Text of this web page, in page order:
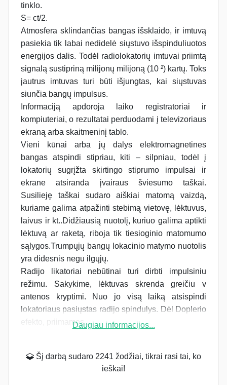
tinklo.
S= ct/2.
Atmosfera sklindančias bangas išsklaido, ir imtuvą
pasiekia tik labai nedidelė siųstuvo išspinduliuotos
energijos dalis. Todėl radiolokatorių imtuvai priimtą
signalą sustipriną milijonų milijoną (10 ²) kartų. Toks
jautrus imtuvas turi būti išjungtas, kai siųstuvas
siunčia bangų impulsus.
Informaciją apdoroja laiko registratoriai ir
kompiuteriai, o rezultatai perduodami į televizoriaus
ekraną arba skaitmeninį tablo.
Vieni kūnai arba jų dalys elektromagnetines
bangas atspindi stipriau, kiti – silpniau, todėl į
lokatorių sugrįžta skirtingo stiprumo impulsai ir
ekrane atsiranda įvairaus šviesumo taškai.
Susilieję taškai sudaro aiškiai matomą vaizdą,
kuriame galima atpažinti stebimą vietovę, lėktuvus,
laivus ir kt..Didžiausią nuotolį, kuriuo galima aptikti
lėktuvą ar raketą, riboja tik tiesioginio matomumo
sąlygos.Trumpųjų bangų lokacinio matymo nuotolis
yra didesnis negu ilgųjų.
Radijo likatoriai nebūtinai turi dirbti impulsiniu
režimu. Sakykime, lėktuvas skrenda greičiu v
antenos kryptimi. Nuo jo visą laiką atsispindi
lokatoriaus pasiųstas radijo spindulys. Dėl Doplerio
efekto, priimamos...Daugiau informacijos...
Šį darbą sudaro 2241 žodžiai, tikrai rasi tai, ko
ieškai!